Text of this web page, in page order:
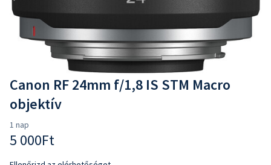
Canon RF 24mm f/1,8 IS STM Macro
objektív